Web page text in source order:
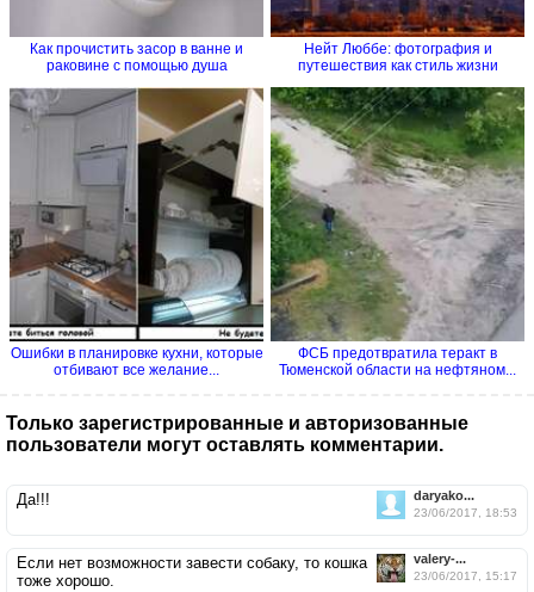
Как прочистить засор в ванне и
раковине с помощью душа
Нейт Люббе: фотография и
путешествия как стиль жизни
Ошибки в планировке кухни, которые
отбивают все желание...
ФСБ предотвратила теракт в
Тюменской области на нефтяном...
Только зарегистрированные и авторизованные
пользователи могут оставлять комментарии.
daryako...
23/06/2017, 18:53
Да!!!
valery-...
23/06/2017, 15:17
Если нет возможности завести собаку, то кошка
тоже хорошо.